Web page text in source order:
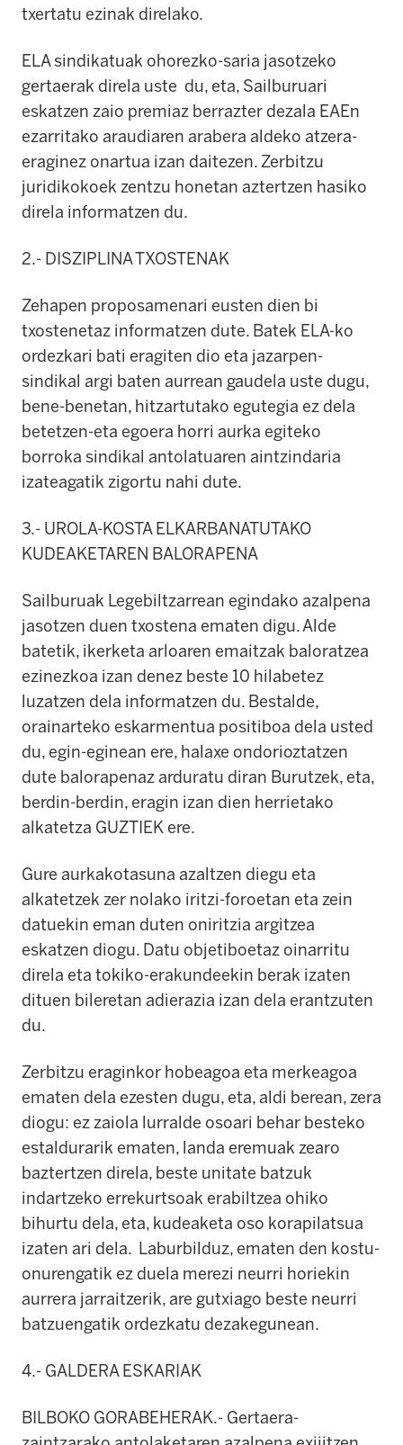
txertatu ezinak direlako.
ELA sindikatuak ohorezko-saria jasotzeko
gertaerak direla uste du, eta, Sailburuari
eskatzen zaio premiaz berrazter dezala EAEn
ezarritako araudiaren arabera aldeko atzera-
eraginez onartua izan daitezen. Zerbitzu
juridikokoek zentzu honetan aztertzen hasiko
direla informatzen du.
2.- DISZIPLINA TXOSTENAK
Zehapen proposamenari eusten dien bi
txostenetaz informatzen dute. Batek ELA-ko
ordezkari bati eragiten dio eta jazarpen-
sindikal argi baten aurrean gaudela uste dugu,
bene-benetan, hitzartutako egutegia ez dela
betetzen-eta egoera horri aurka egiteko
borroka sindikal antolatuaren aintzindaria
izateagatik zigortu nahi dute.
3.- UROLA-KOSTA ELKARBANATUTAKO
KUDEAKETAREN BALORAPENA
Sailburuak Legebiltzarrean egindako azalpena
jasotzen duen txostena ematen digu. Alde
batetik, ikerketa arloaren emaitzak baloratzea
ezinezkoa izan denez beste 10 hilabetez
luzatzen dela informatzen du. Bestalde,
orainarteko eskarmentua positiboa dela usted
du, egin-eginean ere, halaxe ondorioztatzen
dute balorapenaz arduratu diran Burutzek, eta,
berdin-berdin, eragin izan dien herrietako
alkatetza GUZTIEK ere.
Gure aurkakotasuna azaltzen diegu eta
alkatetzek zer nolako iritzi-foroetan eta zein
datuekin eman duten oniritzia argitzea
eskatzen diogu. Datu objetiboetaz oinarritu
direla eta tokiko-erakundeekin berak izaten
dituen bileretan adierazia izan dela erantzuten
du.
Zerbitzu eraginkor hobeagoa eta merkeagoa
ematen dela ezesten dugu, eta, aldi berean, zera
diogu: ez zaiola lurralde osoari behar besteko
estaldurarik ematen, landa eremuak zearo
baztertzen direla, beste unitate batzuk
indartzeko errekurtsoak erabiltzea ohiko
bihurtu dela, eta, kudeaketa oso korapilatsua
izaten ari dela. Laburbilduz, ematen den kostu-
onurengatik ez duela merezi neurri horiekin
aurrera jarraitzerik, are gutxiago beste neurri
batzuengatik ordezkatu dezakegunean.
4.- GALDERA ESKARIAK
BILBOKO GORABEHERAK.- Gertaera-